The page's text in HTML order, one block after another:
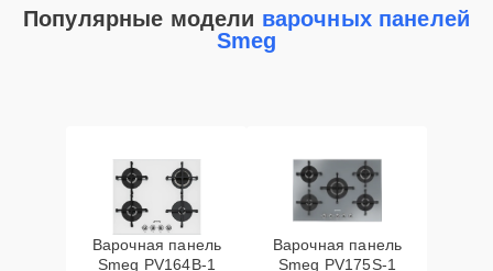
Популярные модели варочных панелей
Smeg
Варочная панель
Smeg PV164B-1
Варочная панель
Smeg PV175S-1